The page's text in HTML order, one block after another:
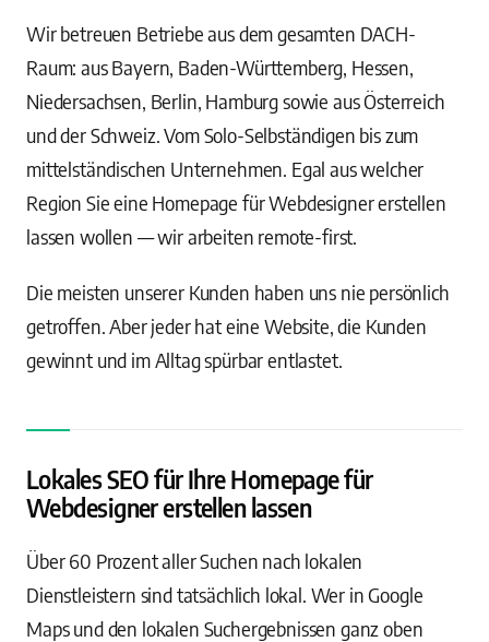
Wir betreuen Betriebe aus dem gesamten DACH-
Raum: aus Bayern, Baden-Württemberg, Hessen,
Niedersachsen, Berlin, Hamburg sowie aus Österreich
und der Schweiz. Vom Solo-Selbständigen bis zum
mittelständischen Unternehmen. Egal aus welcher
Region Sie eine Homepage für Webdesigner erstellen
lassen wollen — wir arbeiten remote-first.
Die meisten unserer Kunden haben uns nie persönlich
getroffen. Aber jeder hat eine Website, die Kunden
gewinnt und im Alltag spürbar entlastet.
Lokales SEO für Ihre Homepage für
Webdesigner erstellen lassen
Über 60 Prozent aller Suchen nach lokalen
Dienstleistern sind tatsächlich lokal. Wer in Google
Maps und den lokalen Suchergebnissen ganz oben